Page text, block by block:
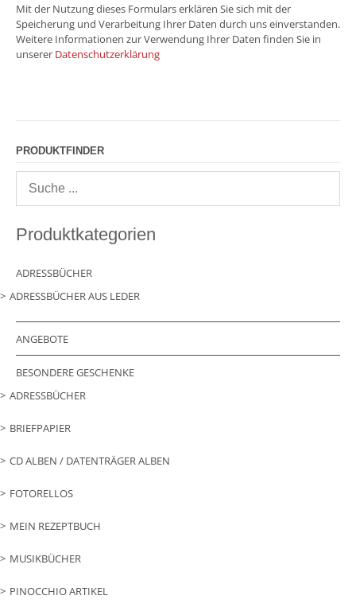
Mit der Nutzung dieses Formulars erklären Sie sich mit der
Speicherung und Verarbeitung Ihrer Daten durch uns einverstanden.
Weitere Informationen zur Verwendung Ihrer Daten finden Sie in
unserer Datenschutzerklärung
PRODUKTFINDER
Produktkategorien
ADRESSBÜCHER
ADRESSBÜCHER AUS LEDER
ANGEBOTE
BESONDERE GESCHENKE
ADRESSBÜCHER
BRIEFPAPIER
CD ALBEN / DATENTRÄGER ALBEN
FOTORELLOS
MEIN REZEPTBUCH
MUSIKBÜCHER
PINOCCHIO ARTIKEL